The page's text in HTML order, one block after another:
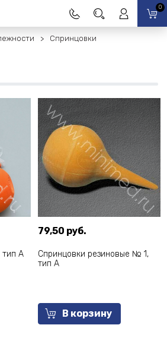
0
Спринцовки
тип А
79,50 руб.
Спринцовки резиновые № 1,
тип А
В корзину